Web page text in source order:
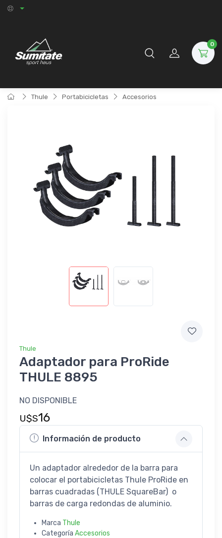
0
Thule Portabicicletas Accesorios
Thule
Adaptador para ProRide
THULE 8895
NO DISPONIBLE
U$S16
Información de producto
Un adaptador alrededor de la barra para
colocar el portabicicletas Thule ProRide en
barras cuadradas (THULE SquareBar) o
barras de carga redondas de aluminio.
Marca Thule
Categoría Accesorios